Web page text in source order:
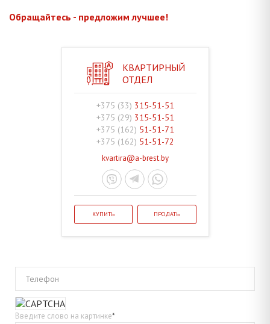
Обращайтесь - предложим лучшее!
КВАРТИРНЫЙ
ОТДЕЛ
+375 (33) 315-51-51
+375 (29) 315-51-51
+375 (162) 51-51-71
+375 (162) 51-51-72
kvartira@a-brest.by
КУПИТЬ ПРОДАТЬ
Телефон
Введите слово на картинке*